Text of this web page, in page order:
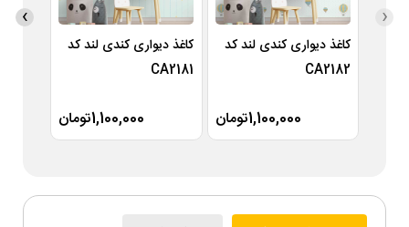
کاغذ دیواری کندی لند کد
CA2182
1,100,000تومان
کاغذ دیواری کندی لند کد
CA2181
1,100,000تومان
‹
›